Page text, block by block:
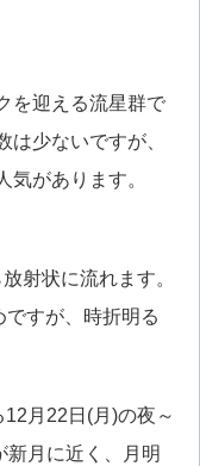
を迎える流星群で
少ないですが、
があります。
射状に流れます。
すが、時折明る
月22日(月)の夜～
新月に近く、月明